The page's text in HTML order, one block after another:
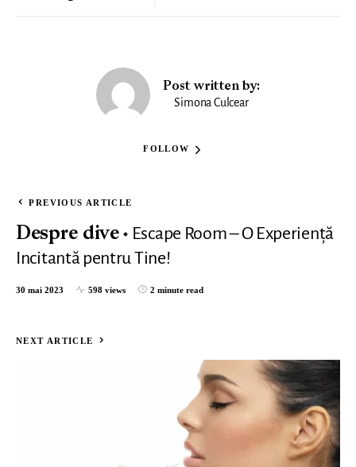
Post written by:
Simona Culcear
FOLLOW
PREVIOUS ARTICLE
Despre dive
Escape Room – O Experiență
Incitantă pentru Tine!
30 mai 2023 598 views 2 minute read
NEXT ARTICLE